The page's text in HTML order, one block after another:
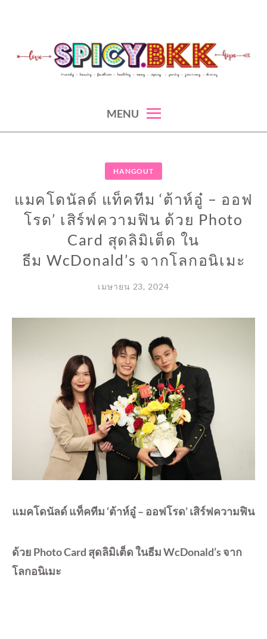
content
MENU
HANGOUT
แมคโดนัลด์ แท็คทีม ‘ต้าห์อู๋ – ออฟ
โรด’ เสิร์ฟความฟิน ด้วย Photo
Card สุดลิมิเต็ด ใน
ธีม WcDonald’s จากโลกอนิเมะ
เมษายน 23, 2024
แมคโดนัลด์ แท็คทีม ‘ต้าห์อู๋ – ออฟโรด’ เสิร์ฟความฟิน
ด้วย Photo Card สุดลิมิเต็ด ในธีม WcDonald’s จาก
โลกอนิเมะ